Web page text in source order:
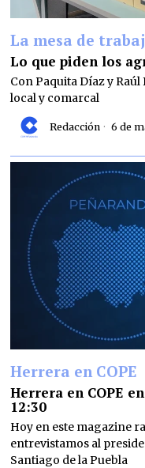
La mesa de
Lo que piden los
Con Paquita Díaz y
local y comarcal
Redacción 6 de
Herrera en COPE
Herrera en COPE
12:30
Hoy en este magazine
entrevistamos al
Santiago de la Puebla